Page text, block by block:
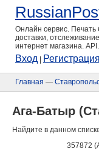
Онлайн сервис. Печать
доставки,
интернет магазина. API.
Вход Регистрация
Главная —
Ага-Батыр
Найдите в данном
357872